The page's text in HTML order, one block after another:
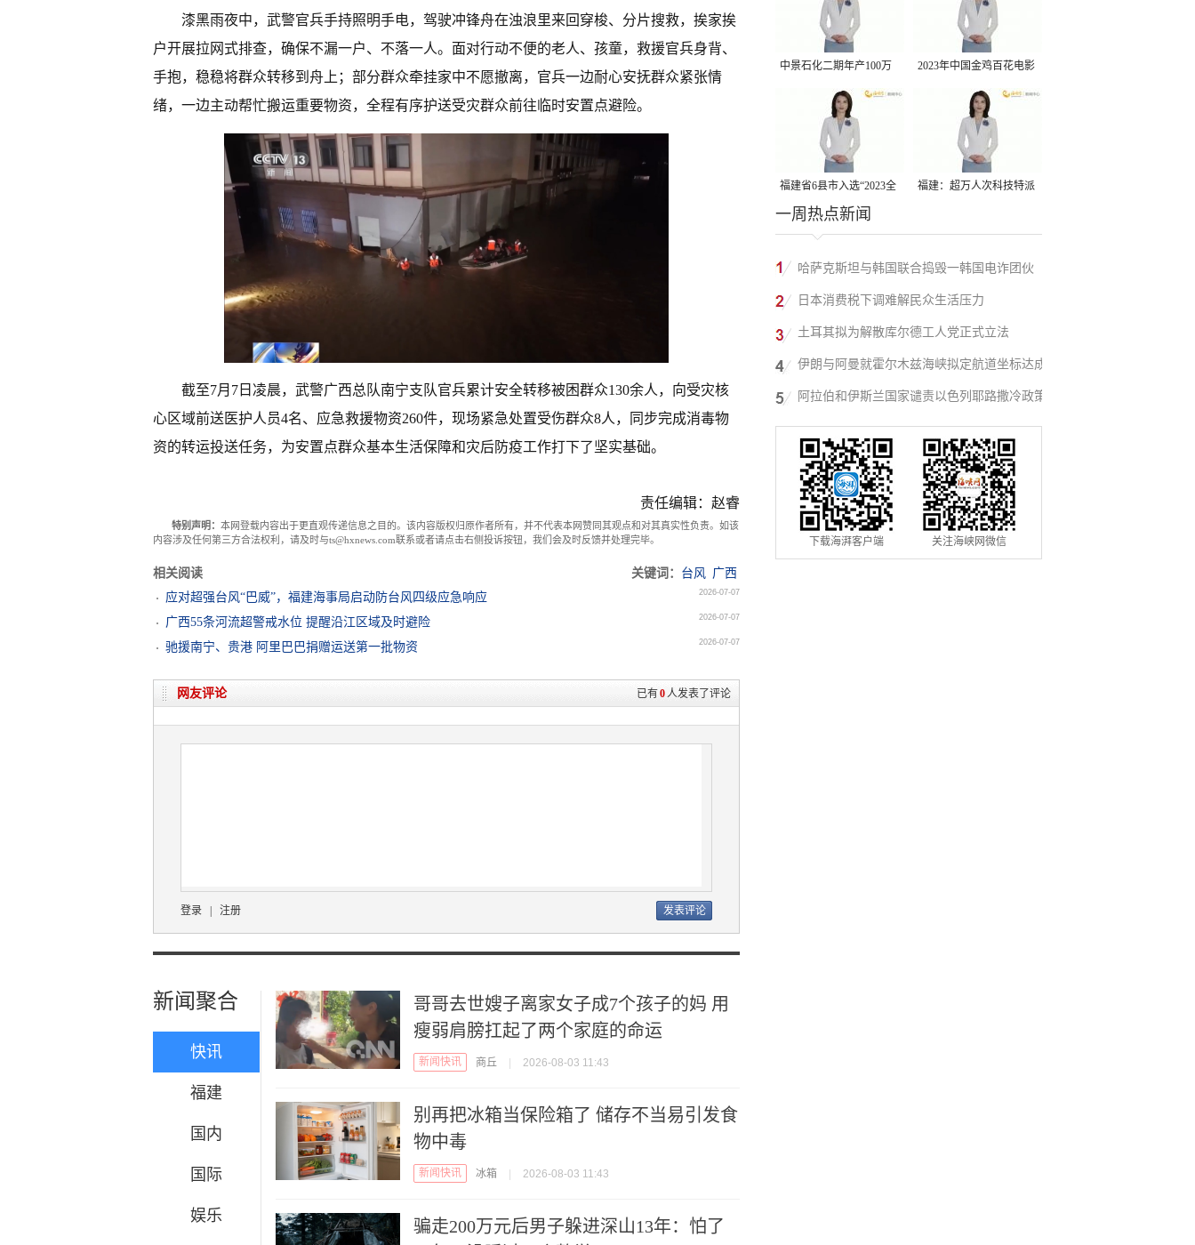
漆黑雨夜中，武警官兵手持照明手电，驾驶冲锋舟在浊浪里来回穿梭、分片搜救，挨家挨
户开展拉网式排查，确保不漏一户、不落一人。面对行动不便的老人、孩童，救援官兵身背、
手抱，稳稳将群众转移到舟上；部分群众牵挂家中不愿撤离，官兵一边耐心安抚群众紧张情
绪，一边主动帮忙搬运重要物资，全程有序护送受灾群众前往临时安置点避险。
截至7月7日凌晨，武警广西总队南宁支队官兵累计安全转移被困群众130余人，向受灾核
心区域前送医护人员4名、应急救援物资260件，现场紧急处置受伤群众8人，同步完成消毒物
资的转运投送任务，为安置点群众基本生活保障和灾后防疫工作打下了坚实基础。
责任编辑：赵睿
特别声明： 本网登载内容出于更直观传递信息之目的。该内容版权归原作者所有，并不代表本网赞同其观点和对其真实性负责。如该
内容涉及任何第三方合法权利，请及时与ts@hxnews.com联系或者请点击右侧投诉按钮，我们会及时反馈并处理完毕。
相关阅读 关键词： 台风
广西
应对超强台风“巴威”，福建海事局启动防台风四级应急响应
2026-07-07
广西55条河流超警戒水位 提醒沿江区域及时避险 2026-07-07
驰援南宁、贵港 阿里巴巴捐赠运送第一批物资 2026-07-07
已有0人发表了评论
网友评论
登录 注册
新闻聚合
快讯
福建
国内
国际
娱乐
哥哥去世嫂子离家女子成7个孩子的妈 用
瘦弱肩膀扛起了两个家庭的命运
新闻快讯 商丘 2026-08-03 11:43
别再把冰箱当保险箱了 储存不当易引发食
物中毒
新闻快讯 冰箱 2026-08-03 11:43
骗走200万元后男子躲进深山13年：怕了
中景石化二期年产100万
吨丙烷脱氢项目建成中交
2023年中国金鸡百花电影
节有福电影巡展31日启动
福建省6县市入选“2023全
国县域发展潜力百强县”
福建：超万人次科技特派
一周热点新闻
哈萨克斯坦与韩国联合捣毁一韩国电诈团伙
日本消费税下调难解民众生活压力
土耳其拟为解散库尔德工人党正式立法
伊朗与阿曼就霍尔木兹海峡拟定航道坐标达成
一致
阿拉伯和伊斯兰国家谴责以色列耶路撒冷政策
下载海湃客户端 关注海峡网微信